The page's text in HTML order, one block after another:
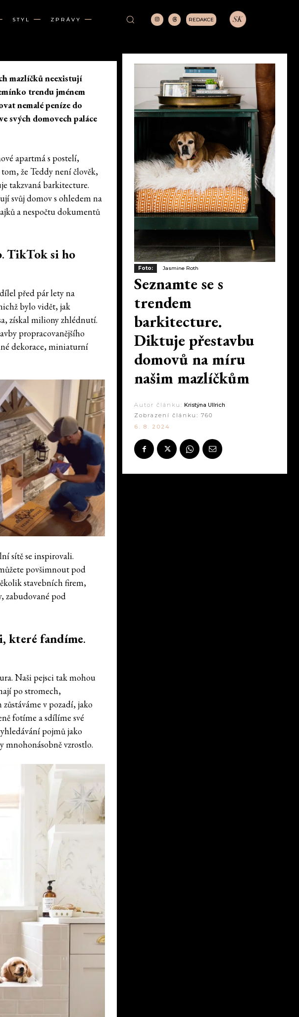
STYL ZPRÁVY REDAKCE
mazlíčků neexistují
trendu jménem
nemalé peníze do
svých domovech paláce
apartmá s postelí,
že Teddy není člověk,
takzvaná barkitecture.
svůj domov s ohledem na
a nespočtu dokumentů
.TikTok si ho
před pár lety na
bylo vidět, jak
získal miliony zhlédnutí.
propracovanějšího
dekorace, miniaturní
sítě se inspirovali.
povšimnout pod
stavebních firem,
zabudované pod
které fandíme.
Naši pejsci tak mohou
po stromech,
v pozadí, jako
fotíme a sdílíme své
pojmů jako
vzrostlo.
Foto: Jasmine Roth
Seznamte se s
trendem
barkitecture.
Diktuje přestavbu
domovů na míru
našim mazlíčkům
Autor článku: Kristýna Ullrich
Zobrazení článku: 760
6. 8. 2024